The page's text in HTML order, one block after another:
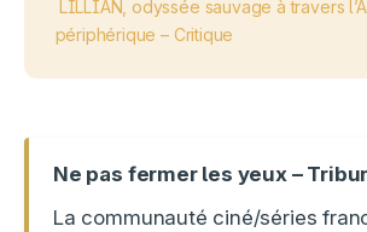
LILLIAN, odyssée sauvage à travers
périphérique – Critique
Ne pas fermer les yeux –
La communauté ciné/séries